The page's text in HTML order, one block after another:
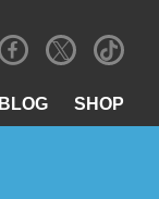
BLOG SHOP